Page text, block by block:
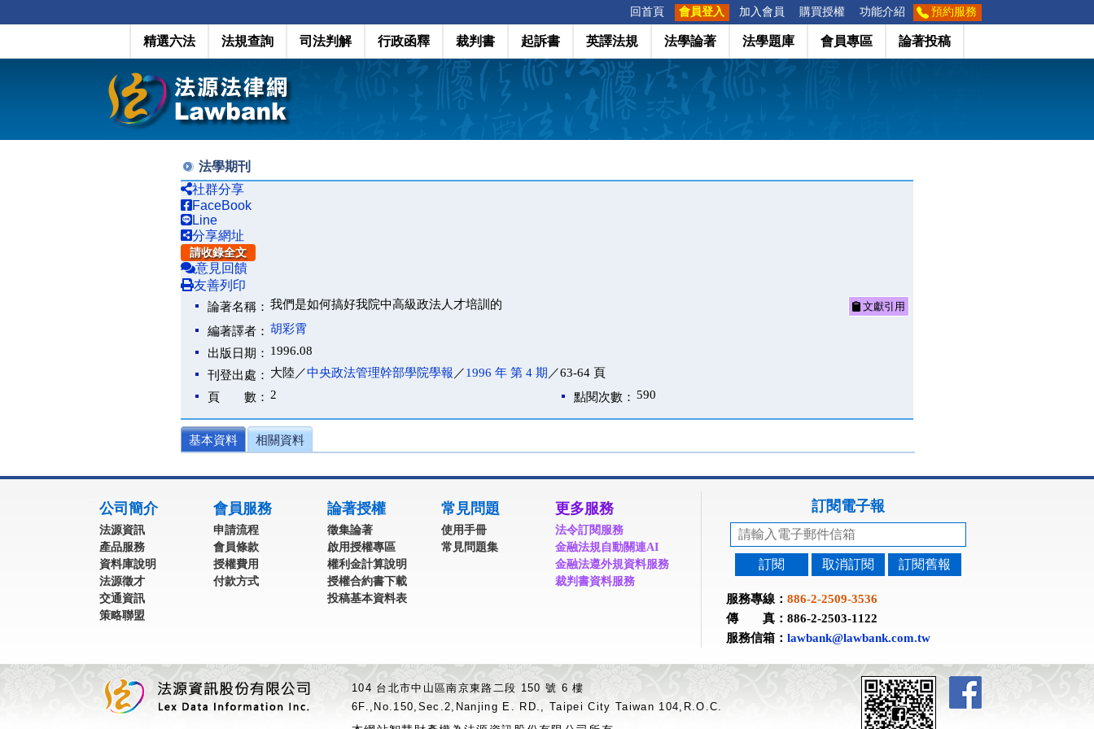
回首頁 會員登入 加入會員 購買授權 功能介紹 預約服務
精選六法 法規查詢 司法判解 行政函釋 裁判書 起訴書 英譯法規 法學論著 法學題庫 會員專區 論著投稿
法學期刊
社群分享
FaceBook
Line
分享網址
請收錄全文
意見回饋
友善列印
論著名稱： 我們是如何搞好我院中高級政法人才培訓的 文獻引用
編著譯者： 胡彩霄
出版日期： 1996.08
刊登出處： 大陸／中央政法管理幹部學院學報 ／1996 年 第 4 期 ／63-64 頁
頁 數： 2 點閱次數： 590
基本資料 相關資料
公司簡介
法源資訊
產品服務
資料庫說明
法源徵才
交通資訊
策略聯盟
會員服務
申請流程
會員條款
授權費用
付款方式
論著授權
徵集論著
啟用授權專區
權利金計算說明
授權合約書下載
投稿基本資料表
常見問題
使用手冊
常見問題集
更多服務
法令訂閱服務
金融法規自動關連AI
金融法遵外規資料服務
裁判書資料服務
訂閱電子報
訂閱 取消訂閱 訂閱舊報
服務專線： 886-2-2509-3536
傳 真：886-2-2503-1122
服務信箱： lawbank@lawbank.com.tw
104 台北市中山區南京東路二段 150 號 6 樓
6F.,No.150,Sec.2,Nanjing E. RD., Taipei City Taiwan 104,R.O.C.